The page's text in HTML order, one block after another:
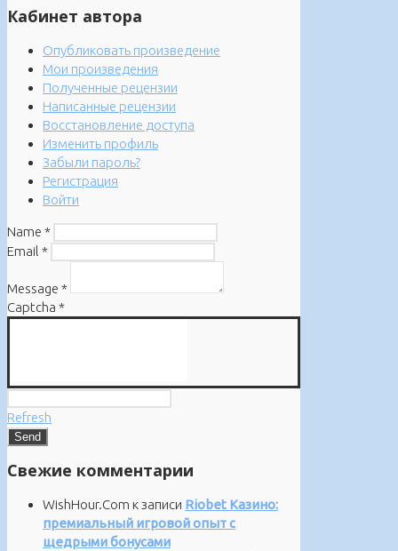
Кабинет автора
Опубликовать произведение
Мои произведения
Полученные рецензии
Написанные рецензии
Восстановление доступа
Изменить профиль
Забыли пароль?
Регистрация
Войти
Name *
Email *
Message *
Captcha *
Refresh
Свежие комментарии
WishHour.Com к записи Riobet Казино:
премиальный игровой опыт с
щедрыми бонусами